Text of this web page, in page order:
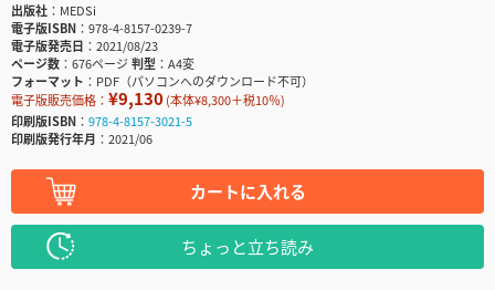
出版社
MEDSi
電子版ISBN
978-4-8157-0239-7
電子版発売日
2021/08/23
ページ数
676ページ判型
A4変
フォーマット
PDF（パソコンへのダウンロード不可）
電子版販売価格： ¥9,130(本体¥8,300＋税10％)
印刷版ISBN
978-4-8157-3021-5
印刷版発行年月
2021/06
カートに入れる
ちょっと立ち読み